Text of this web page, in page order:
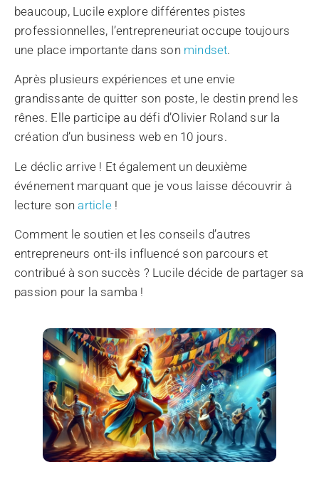
beaucoup, Lucile explore différentes pistes
professionnelles, l’entrepreneuriat occupe toujours
une place importante dans son mindset.
Après plusieurs expériences et une envie
grandissante de quitter son poste, le destin prend les
rênes. Elle participe au défi d’Olivier Roland sur la
création d’un business web en 10 jours.
Le déclic arrive ! Et également un deuxième
événement marquant que je vous laisse découvrir à
lecture sonarticle!
Comment le soutien et les conseils d’autres
entrepreneurs ont-ils influencé son parcours et
contribué à son succès ? Lucile décide de partager sa
passion pour la samba !